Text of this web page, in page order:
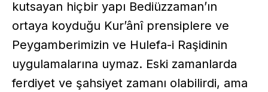
kutsayan hiçbir yapı Bediüzzaman’ın
ortaya koyduğu Kur’ânî prensiplere ve
Peygamberimizin ve Hulefa-i Raşidinin
uygulamalarına uymaz. Eski zamanlarda
ferdiyet ve şahsiyet zamanı olabilirdi, ama